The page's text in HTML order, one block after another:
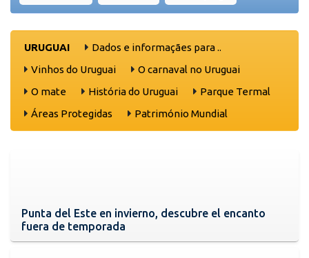
URUGUAI
Dados e informaçães para ..
Vinhos do Uruguai
O carnaval no Uruguai
O mate
História do Uruguai
Parque Termal
Áreas Protegidas
Património Mundial
Punta del Este en invierno, descubre el encanto
fuera de temporada